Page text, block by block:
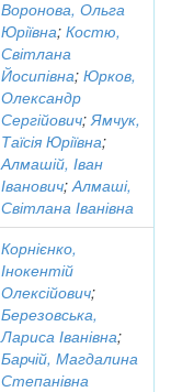
Воронова, Ольга
Юріївна; Костю,
Світлана
Йосипівна; Юрков,
Олександр
Сергійович;Ямчук,
Таїсія Юріївна;
Алмашій, Іван
Іванович;Алмаші,
Світлана Іванівна
Корнієнко,
Інокентій
Олексійович;
Березовська,
Лариса Іванівна;
Барчій, Магдалина
Степанівна